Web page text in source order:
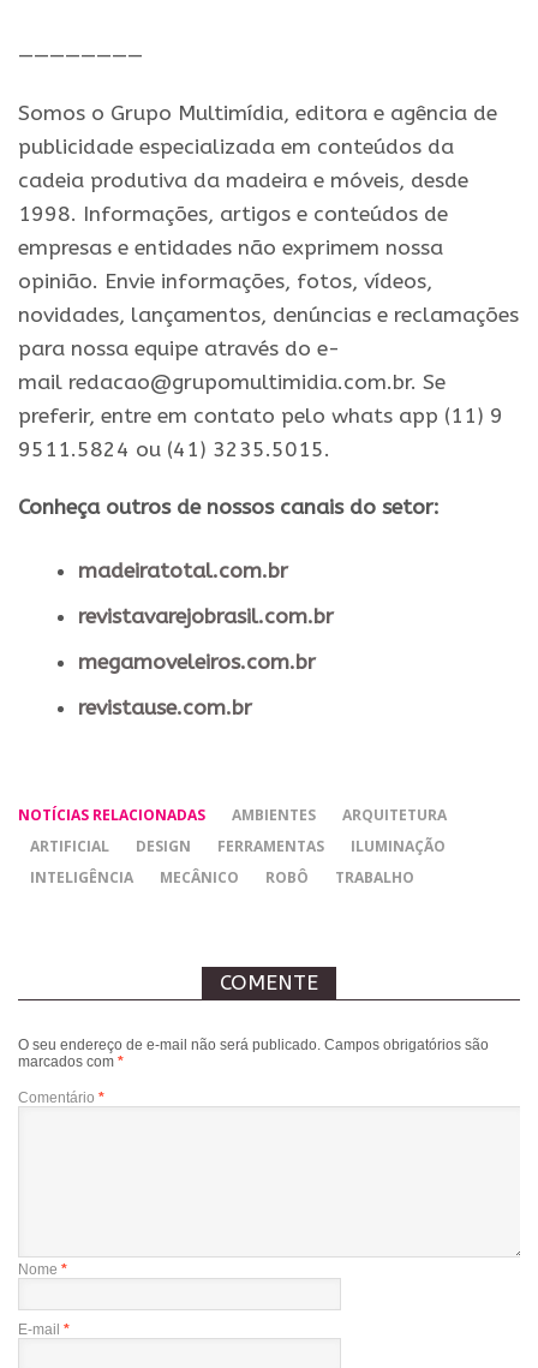
————————
Somos o Grupo Multimídia, editora e agência de
publicidade especializada em conteúdos da
cadeia produtiva da madeira e móveis, desde
1998. Informações, artigos e conteúdos de
empresas e entidades não exprimem nossa
opinião. Envie informações, fotos, vídeos,
novidades, lançamentos, denúncias e reclamações
para nossa equipe através do e-
mail redacao@grupomultimidia.com.br. Se
preferir, entre em contato pelo whats app (11) 9
9511.5824 ou (41) 3235.5015.
Conheça outros de nossos canais do setor:
madeiratotal.com.br
revistavarejobrasil.com.br
megamoveleiros.com.br
revistause.com.br
NOTÍCIAS RELACIONADAS AMBIENTES
ARQUITETURA
ARTIFICIAL
DESIGN FERRAMENTAS
ILUMINAÇÃO
INTELIGÊNCIA
MECÂNICO ROBÔ TRABALHO
COMENTE
O seu endereço de e-mail não será publicado. Campos obrigatórios são
marcados com *
Comentário *
Nome *
E-mail *